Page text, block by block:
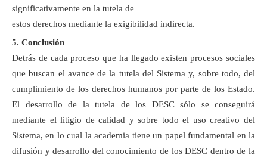
significativamente en la tutela de
estos derechos mediante la exigibilidad indirecta.
5. Conclusión
Detrás de cada proceso que ha llegado existen procesos sociales
que buscan el avance de la tutela del Sistema y, sobre todo, del
cumplimiento de los derechos humanos por parte de los Estado.
El desarrollo de la tutela de los DESC sólo se conseguirá
mediante el litigio de calidad y sobre todo el uso creativo del
Sistema, en lo cual la academia tiene un papel fundamental en la
difusión y desarrollo del conocimiento de los DESC dentro de la